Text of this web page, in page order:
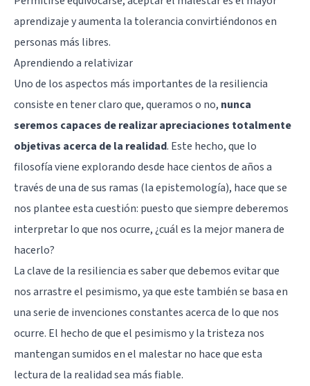
aprendizaje y aumenta la tolerancia convirtiéndonos en
personas más libres.
Aprendiendo a relativizar
Uno de los aspectos más importantes de la resiliencia
consiste en tener claro que, queramos o no, nunca
seremos capaces de realizar apreciaciones totalmente
objetivas acerca de la realidad. Este hecho, que lo
filosofía viene explorando desde hace cientos de años a
través de una de sus ramas (laepistemología), hace que se
nos plantee esta cuestión: puesto que siempre deberemos
interpretar lo que nos ocurre, ¿cuál es la mejor manera de
hacerlo?
La clave de la resiliencia es saber que debemos evitar que
nos arrastre el pesimismo, ya que este también se basa en
una serie de invenciones constantes acerca de lo que nos
ocurre. El hecho de que el pesimismo y la tristeza nos
mantengan sumidos en el malestar no hace que esta
lectura de la realidad sea más fiable.